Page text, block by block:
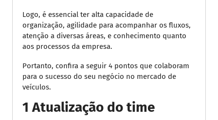
Logo, é essencial ter alta capacidade de
organização, agilidade para acompanhar os fluxos,
atenção a diversas áreas, e conhecimento quanto
aos processos da empresa.
Portanto, confira a seguir 4 pontos que colaboram
para o sucesso do seu negócio no mercado de
veículos.
1 Atualização do time